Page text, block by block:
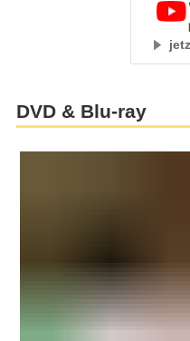
DVD & Blu-ray